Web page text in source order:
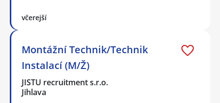
včerejší
Montážní Technik/Technik
Instalací (M/Ž)
JISTU recruitment s.r.o.
Jihlava